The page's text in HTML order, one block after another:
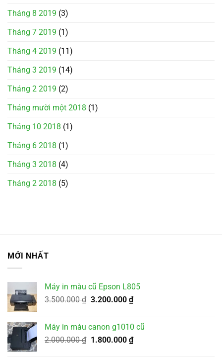
Tháng 8 2019 (3)
Tháng 7 2019 (1)
Tháng 4 2019 (11)
Tháng 3 2019 (14)
Tháng 2 2019 (2)
Tháng mười một 2018 (1)
Tháng 10 2018 (1)
Tháng 6 2018 (1)
Tháng 3 2018 (4)
Tháng 2 2018 (5)
MỚI NHẤT
Máy in màu cũ Epson L805
3.500.000₫ Giá
3.500.000 ₫.
3.200.000 ₫Giá
là:
3.200.000 ₫.
Máy in màu canon g1010 cũ
2.000.000₫ Giá
1.800.000 ₫Giá